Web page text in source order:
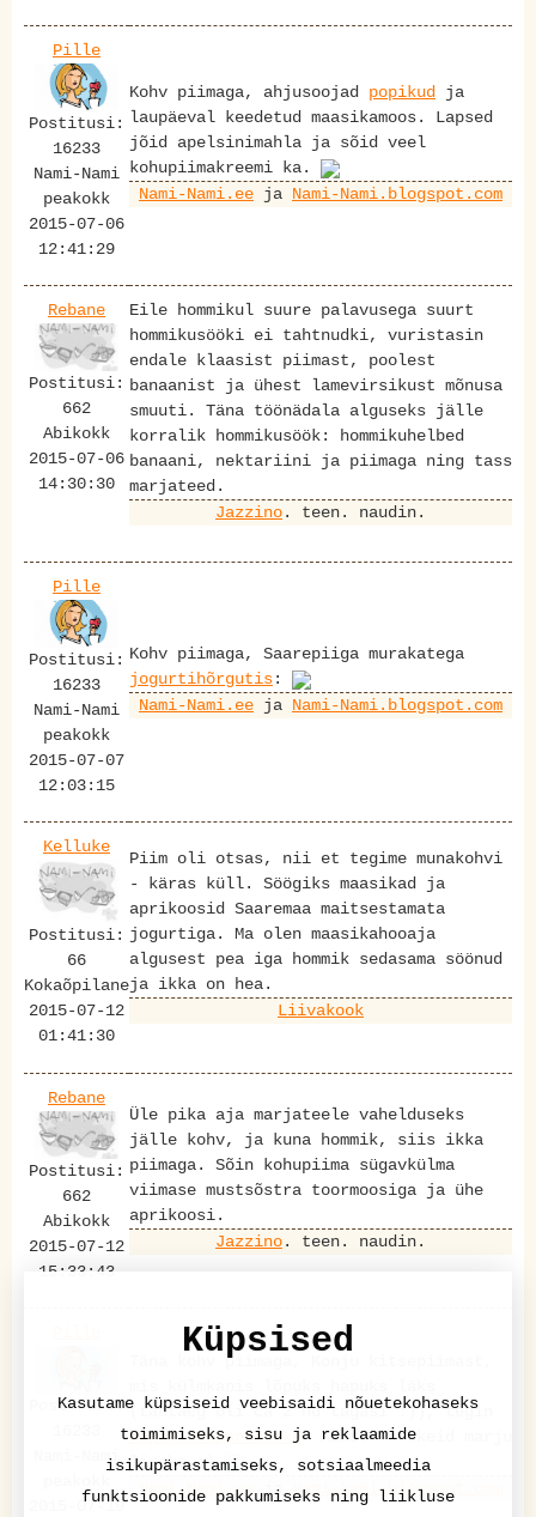
Pille
Postitusi:
16233
Nami-Nami
peakokk
2015-07-06
12:41:29
Kohv piimaga, ahjusoojad popikud ja
laupäeval keedetud maasikamoos. Lapsed
jõid apelsinimahla ja sõid veel
kohupiimakreemi ka.
Nami-Nami.ee ja Nami-Nami.blogspot.com
Rebane
Postitusi:
662
Abikokk
2015-07-06
14:30:30
Eile hommikul suure palavusega suurt
hommikusööki ei tahtnudki, vuristasin
endale klaasist piimast, poolest
banaanist ja ühest lamevirsikust mõnusa
smuuti. Täna töönädala alguseks jälle
korralik hommikusöök: hommikuhelbed
banaani, nektariini ja piimaga ning tass
marjateed.
Jazzino. teen. naudin.
Pille
Postitusi:
16233
Nami-Nami
peakokk
2015-07-07
12:03:15
Kohv piimaga, Saarepiiga murakatega
jogurtihõrgutis:
Nami-Nami.ee ja Nami-Nami.blogspot.com
Kelluke
Postitusi:
66
Kokaõpilane
2015-07-12
01:41:30
Piim oli otsas, nii et tegime munakohvi
- käras küll. Söögiks maasikad ja
aprikoosid Saaremaa maitsestamata
jogurtiga. Ma olen maasikahooaja
algusest pea iga hommik sedasama söönud
ja ikka on hea.
Liivakook
Rebane
Postitusi:
662
Abikokk
2015-07-12
15:33:43
Üle pika aja marjateele vahelduseks
jälle kohv, ja kuna hommik, siis ikka
piimaga. Sõin kohupiima sügavkülma
viimase mustsõstra toormoosiga ja ühe
aprikoosi.
Jazzino. teen. naudin.
Postitusi:
Nami-Nami
2015-07-19
Täna kohv piimaga, Konju kitsepiimast,
(tähtaeg oli ca 2 nd tagasi :)), tegin
hapupiimapannkooke. Aiast värskeid marju
lisaks :)
Nami-Nami.eejaNami-Nami.blogspot.com
Küpsised
Kasutame küpsiseid veebisaidi nõuetekohaseks
toimimiseks, sisu ja reklaamide
isikupärastamiseks, sotsiaalmeedia
funktsioonide pakkumiseks ning liikluse